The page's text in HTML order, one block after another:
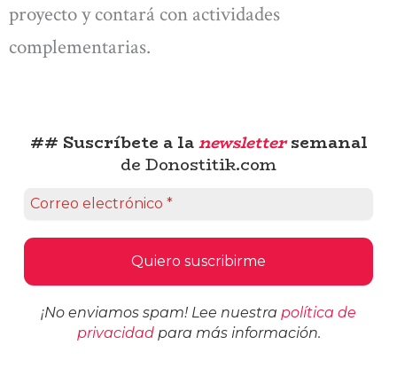
proyecto y contará con actividades
complementarias.
## Suscríbete a lanewslettersemanal
de Donostitik.com
¡No enviamos spam! Lee nuestra política de
privacidadpara más información.